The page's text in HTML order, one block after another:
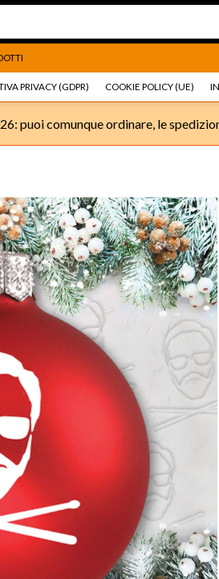
PRIVACY (GDPR) COOKIE POLICY (UE)
Ricambi e accessori Moto Go
puoi comunque ordinare, le